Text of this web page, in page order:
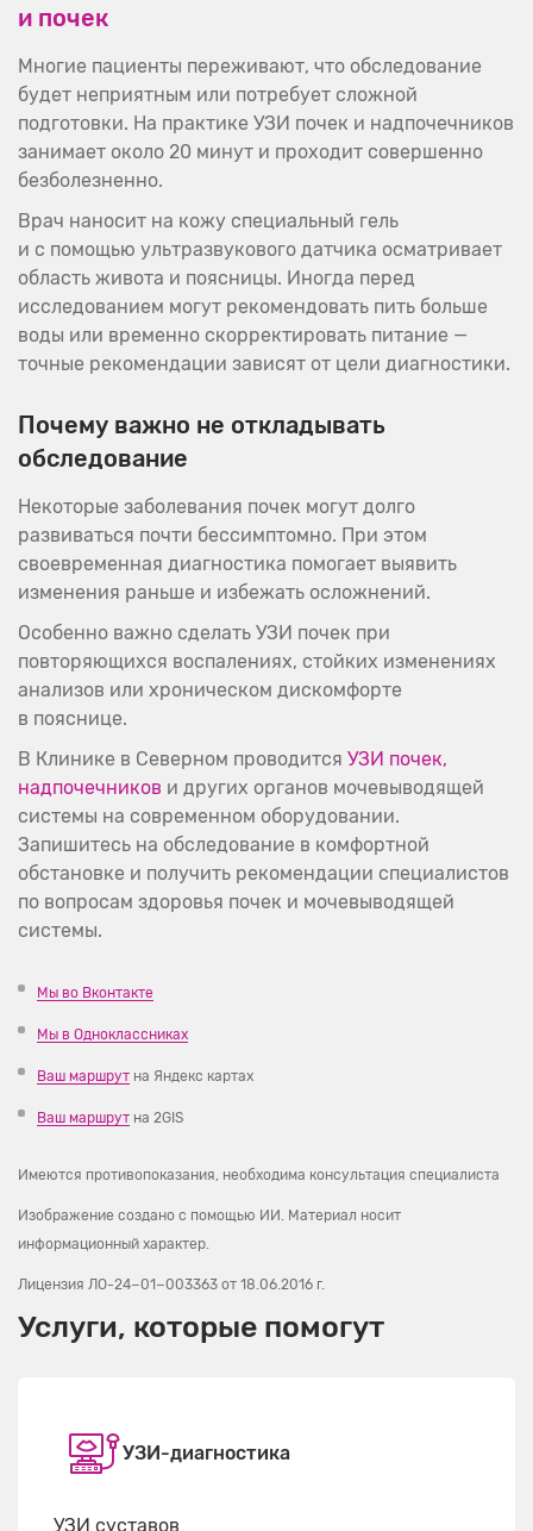
и почек
Многие пациенты переживают, что обследование
будет неприятным или потребует сложной
подготовки. На практике УЗИ почек и надпочечников
занимает около 20 минут и проходит совершенно
безболезненно.
Врач наносит на кожу специальный гель
и с помощью ультразвукового датчика осматривает
область живота и поясницы. Иногда перед
исследованием могут рекомендовать пить больше
воды или временно скорректировать питание —
точные рекомендации зависят от цели диагностики.
Почему важно не откладывать
обследование
Некоторые заболевания почек могут долго
развиваться почти бессимптомно. При этом
своевременная диагностика помогает выявить
изменения раньше и избежать осложнений.
Особенно важно сделать УЗИ почек при
повторяющихся воспалениях, стойких изменениях
анализов или хроническом дискомфорте
в пояснице.
В Клинике в Северном проводится УЗИ почек,
надпочечников и других органов мочевыводящей
системы на современном оборудовании.
Запишитесь на обследование в комфортной
обстановке и получить рекомендации специалистов
по вопросам здоровья почек и мочевыводящей
системы.
Мы во Вконтакте
Мы в Одноклассниках
Ваш маршрут на Яндекс картах
Ваш маршрут на 2GIS
Имеются противопоказания, необходима консультация специалиста
Изображение создано с помощью ИИ. Материал носит
информационный характер.
Лицензия ЛО-24−01−003363 от 18.06.2016 г.
Услуги, которые помогут
УЗИ-диагностика
УЗИ суставов